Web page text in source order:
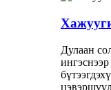
Дулаан